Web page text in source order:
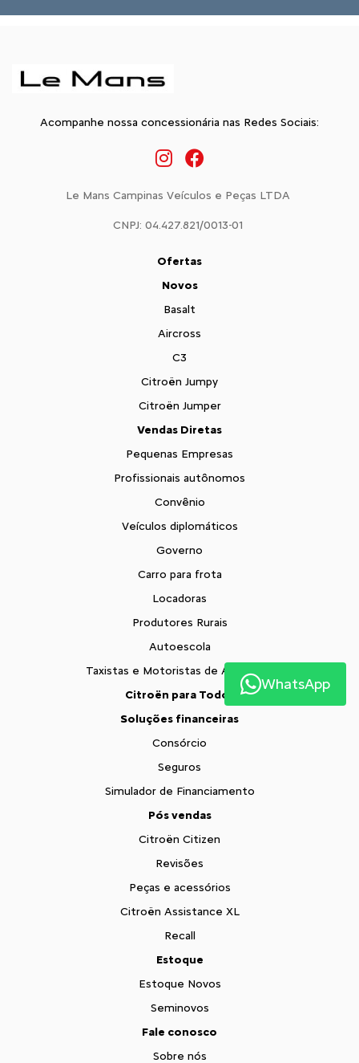
Acompanhe nossa concessionária nas Redes Sociais:
Le Mans Campinas Veículos e Peças LTDA
CNPJ: 04.427.821/0013-01
Ofertas
Novos
Basalt
Aircross
C3
Citroën Jumpy
Citroën Jumper
Vendas Diretas
Pequenas Empresas
Profissionais autônomos
Convênio
Veículos diplomáticos
Governo
Carro para frota
Locadoras
Produtores Rurais
Autoescola
Taxistas e Motoristas de Aplicativo
Citroën para Todos
Soluções financeiras
Consórcio
Seguros
Simulador de Financiamento
Pós vendas
Citroën Citizen
Revisões
Peças e acessórios
Citroën Assistance XL
Recall
Estoque
Estoque Novos
Seminovos
Fale conosco
Sobre nós
WhatsApp